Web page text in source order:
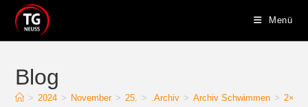
Inhalt
springen
Menü
Blog
> 2024 > November > 25. > .Archiv > Archiv Schwimmen > 2×2